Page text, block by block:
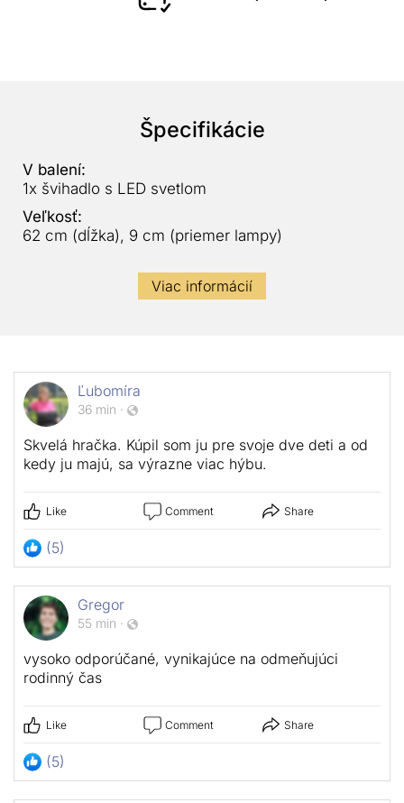
Špecifikácie
V balení:
1x švihadlo s LED svetlom
Veľkosť:
62 cm (dĺžka), 9 cm (priemer lampy)
Viac informácií
Ľubomíra
36 min ·
Skvelá hračka. Kúpil som ju pre svoje dve deti a od
kedy ju majú, sa výrazne viac hýbu.
Like Comment Share
(5)
Gregor
55 min ·
vysoko odporúčané, vynikajúce na odmeňujúci
rodinný čas
Like Comment Share
(5)